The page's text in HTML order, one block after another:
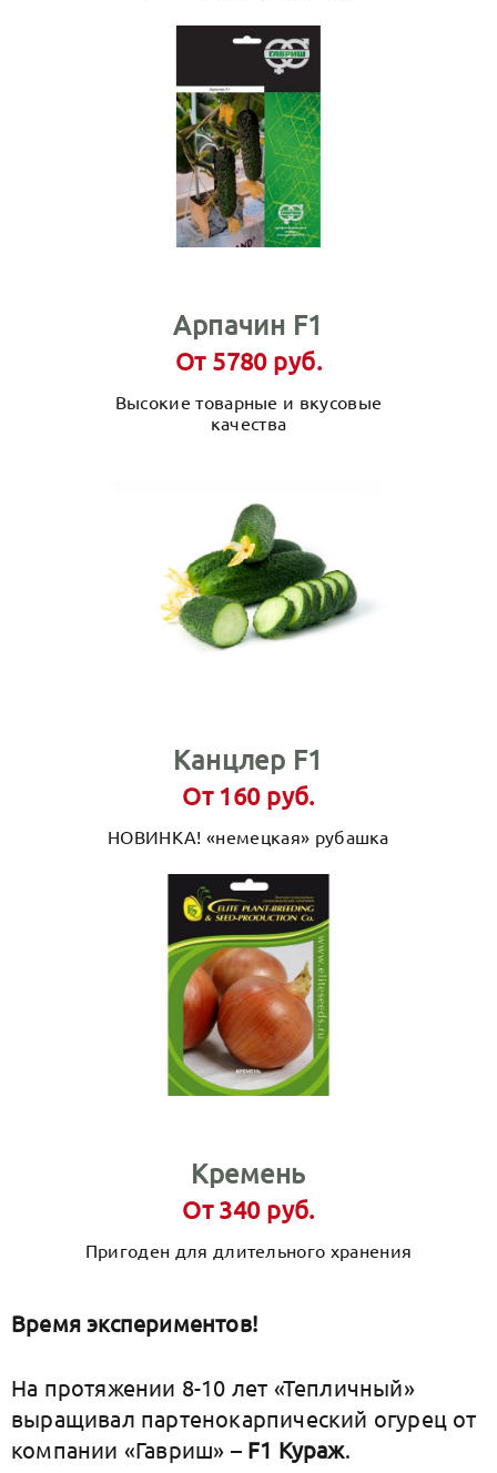
Арпачин F1
От 5780 руб.
Высокие товарные и вкусовые
качества
Канцлер F1
От 160 руб.
НОВИНКА! «немецкая» рубашка
Кремень
От 340 руб.
Пригоден для длительного хранения
Время экспериментов!
На протяжении 8-10 лет «Тепличный»
выращивал партенокарпический огурец от
компании «Гавриш» – F1 Кураж.